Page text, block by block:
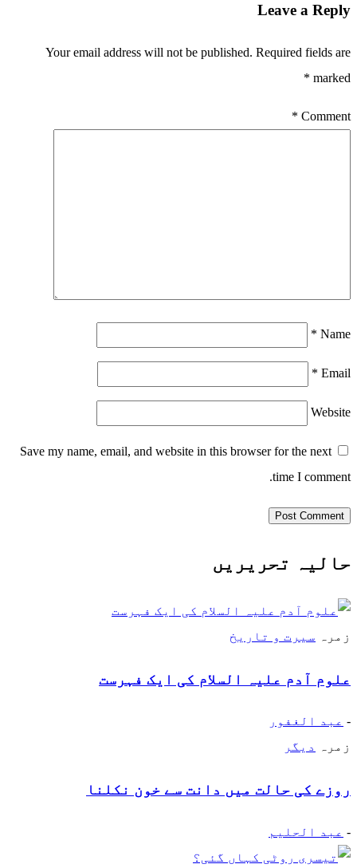
Leave a Reply
Your email address will not be published. Required fields are
marked
*
Comment
*
Name
*
Email
*
Website
Save my name, email, and website in this browser for the next
time I comment.
حالیہ تحریریں
زمرہ سیرت و تاریخ
علوم آدم علیہ السلام كی ایک فہرست
- عبد الغفور
زمرہ
دیگر
روزے کی حالت میں دانت سے خون نکلنا
- عبد الحلیم